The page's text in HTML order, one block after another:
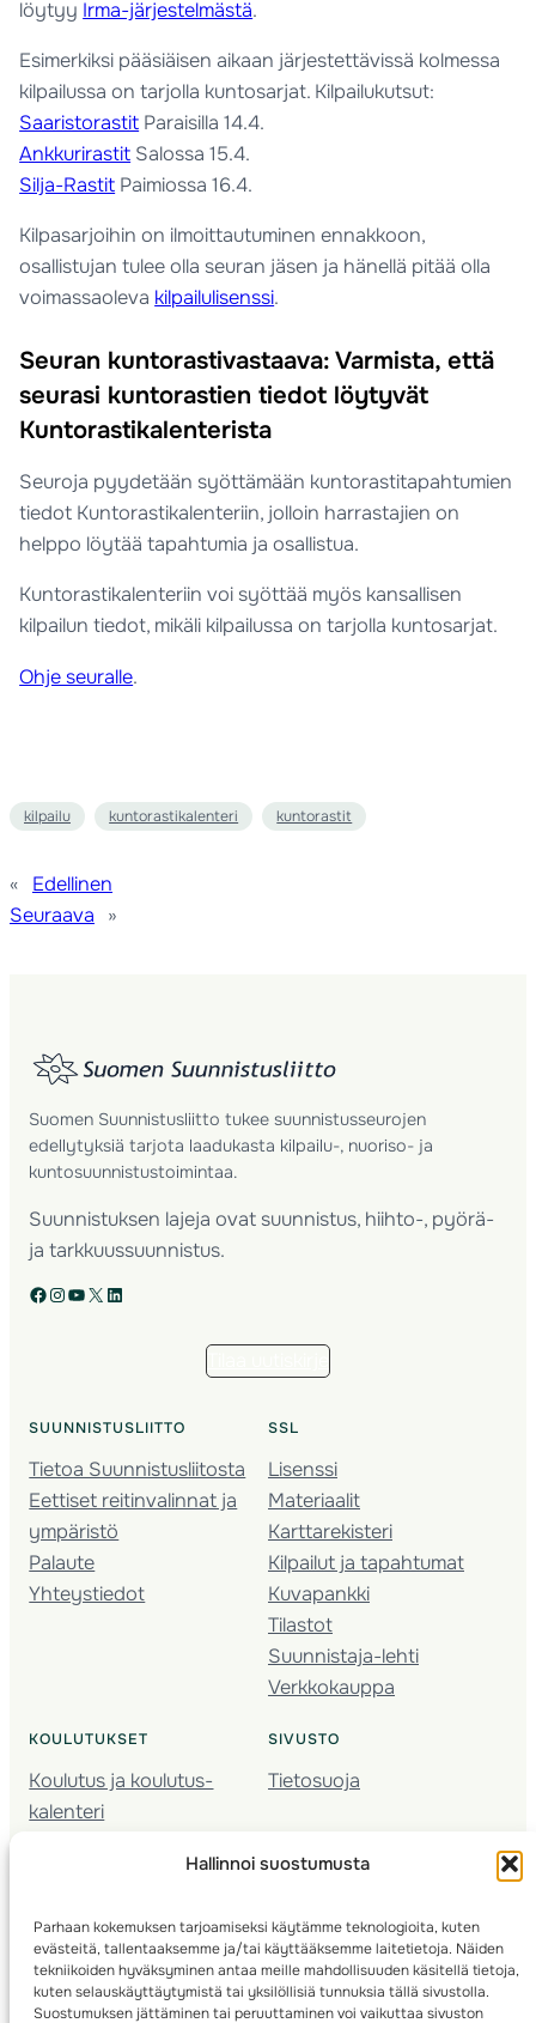
Hallinnoi suostumusta
Parhaan kokemuksen tarjoamiseksi käytämme teknologioita, kuten
evästeitä, tallentaaksemme ja/tai käyttääksemme laitetietoja. Näiden
tekniikoiden hyväksyminen antaa meille mahdollisuuden käsitellä tietoja,
kuten selauskäyttäytymistä tai yksilöllisiä tunnuksia tällä sivustolla.
Suostumuksen jättäminen tai peruuttaminen voi vaikuttaa sivuston
löytyy Irma-järjestelmästä.
Esimerkiksi pääsiäisen aikaan järjestettävissä kolmessa
kilpailussa on tarjolla kuntosarjat. Kilpailukutsut:
Saaristorastit Paraisilla 14.4.
Ankkurirastit Salossa 15.4.
Silja-Rastit Paimiossa 16.4.
Kilpasarjoihin on ilmoittautuminen ennakkoon,
osallistujan tulee olla seuran jäsen ja hänellä pitää olla
voimassaoleva kilpailulisenssi.
Seuran kuntorastivastaava: Varmista, että
seurasi kuntorastien tiedot löytyvät
Kuntorastikalenterista
Seuroja pyydetään syöttämään kuntorastitapahtumien
tiedot Kuntorastikalenteriin, jolloin harrastajien on
helppo löytää tapahtumia ja osallistua.
Kuntorastikalenteriin voi syöttää myös kansallisen
kilpailun tiedot, mikäli kilpailussa on tarjolla kuntosarjat.
Ohje seuralle.
kilpailu kuntorastikalenteri kuntorastit
«
Edellinen
Seuraava
»
Suomen Suunnistusliitto tukee suunnistusseurojen
edellytyksiä tarjota laadukasta kilpailu-, nuoriso- ja
kuntosuunnistustoimintaa.
Suunnistuksen lajeja ovat suunnistus, hiihto-, pyörä-
ja tarkkuussuunnistus.
Facebook Instagram YouTube X LinkedIn
SUUNNISTUSLIITTO
Tietoa Suunnistusliitosta
Eettiset reitinvalinnat ja
ympäristö
Palaute
Yhteystiedot
SSL
Lisenssi
Materiaalit
Karttarekisteri
Kilpailut ja tapahtumat
Kuvapankki
Tilastot
Suunnistaja-lehti
Verkkokauppa
KOULUTUKSET
Koulutus ja koulutus­
kalenteri
Seura­kehittäminen
Kartoitus
Ratamestari
SIVUSTO
Tietosuoja